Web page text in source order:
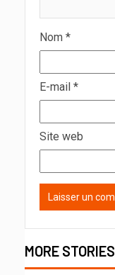
Nom *
E-mail *
Site web
MORE STORIES